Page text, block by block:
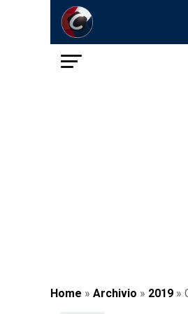
Home » Archivio » 2019 »